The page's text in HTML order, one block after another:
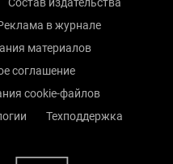
в журнале
материалов
соглашение
cookie-файлов
Техподдержка